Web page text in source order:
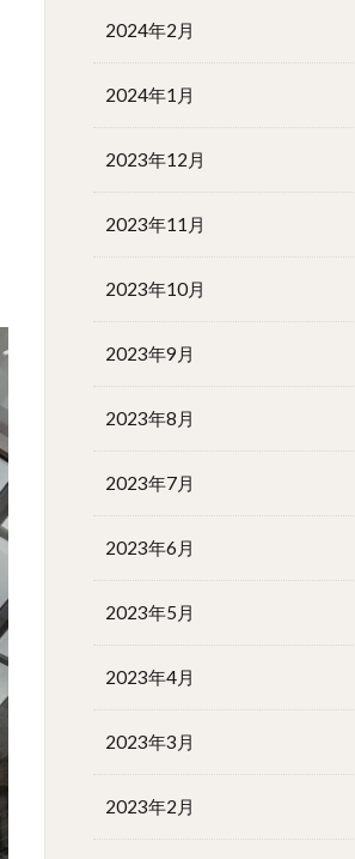
2024年2月
2024年1月
2023年12月
2023年11月
2023年10月
2023年9月
2023年8月
2023年7月
2023年6月
2023年5月
2023年4月
2023年3月
2023年2月